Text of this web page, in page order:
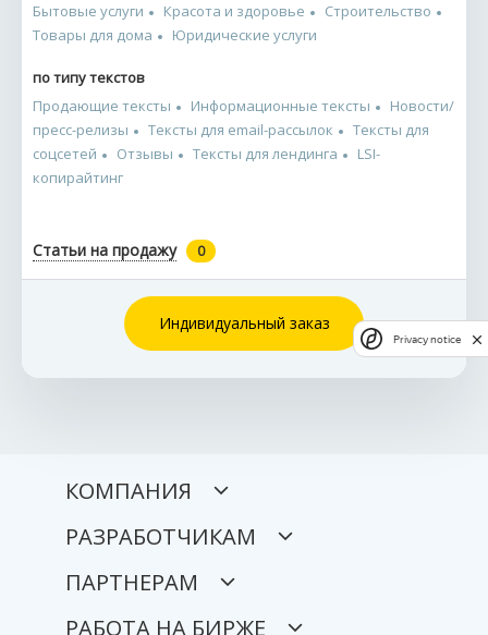
Бытовые услуги
Красота и здоровье
Строительство
Товары для дома
Юридические услуги
по типу текстов
Продающие тексты
Информационные тексты
Новости/
пресс-релизы
Тексты для email-рассылок
Тексты для
соцсетей
Отзывы Тексты для лендинга
LSI-
копирайтинг
Статьи на продажу 0
Индивидуальный заказ
КОМПАНИЯ
РАЗРАБОТЧИКАМ
ПАРТНЕРАМ
РАБОТА НА БИРЖЕ
Privacy notice